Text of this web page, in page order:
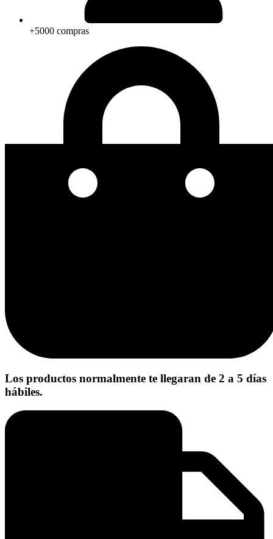
+5000 compras
Los productos normalmente te llegaran de 2 a 5 días
hábiles.